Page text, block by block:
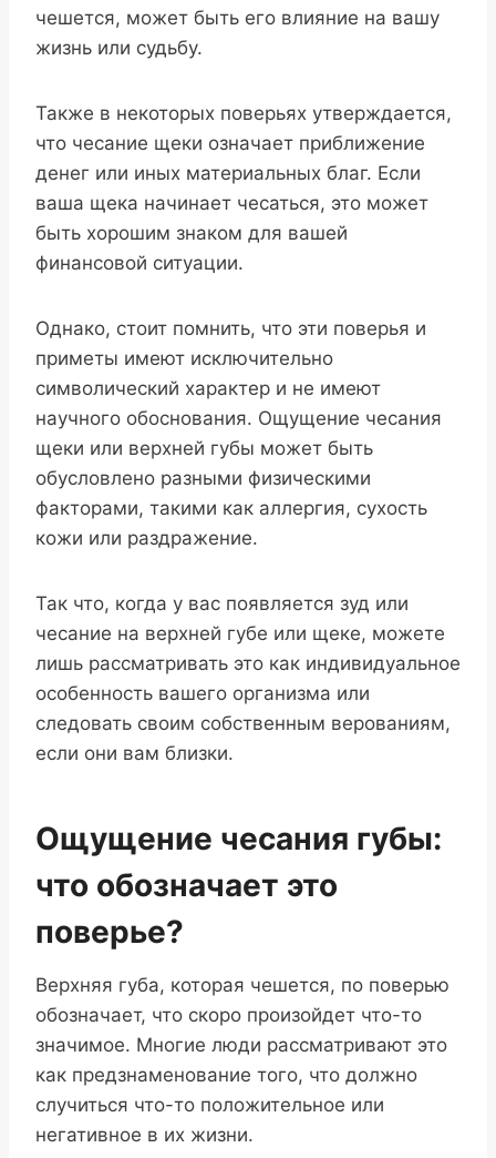
чешется, может быть его влияние на вашу
жизнь или судьбу.
Также в некоторых поверьях утверждается,
что чесание щеки означает приближение
денег или иных материальных благ. Если
ваша щека начинает чесаться, это может
быть хорошим знаком для вашей
финансовой ситуации.
Однако, стоит помнить, что эти поверья и
приметы имеют исключительно
символический характер и не имеют
научного обоснования. Ощущение чесания
щеки или верхней губы может быть
обусловлено разными физическими
факторами, такими как аллергия, сухость
кожи или раздражение.
Так что, когда у вас появляется зуд или
чесание на верхней губе или щеке, можете
лишь рассматривать это как индивидуальное
особенность вашего организма или
следовать своим собственным верованиям,
если они вам близки.
Ощущение чесания губы:
что обозначает это
поверье?
Верхняя губа, которая чешется, по поверью
обозначает, что скоро произойдет что-то
значимое. Многие люди рассматривают это
как предзнаменование того, что должно
случиться что-то положительное или
негативное в их жизни.